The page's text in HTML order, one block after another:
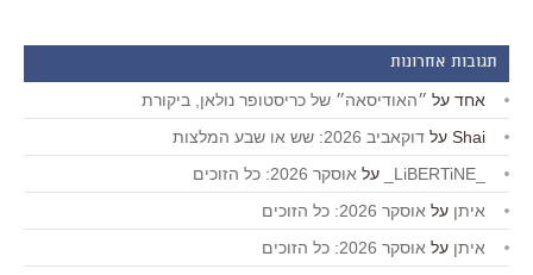
תגובות אחרונות
אחד על ״האודיסאה״ של כריסטופר נולאן, ביקורת
Shai על דוקאביב 2026: שש או שבע המלצות
על אוסקר 2026: כל הזוכים
איתן על אוסקר 2026: כל הזוכים
איתן על אוסקר 2026: כל הזוכים